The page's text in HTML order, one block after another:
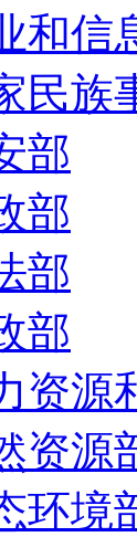
和信
民族
部
部
部
部
资源
资源
环境